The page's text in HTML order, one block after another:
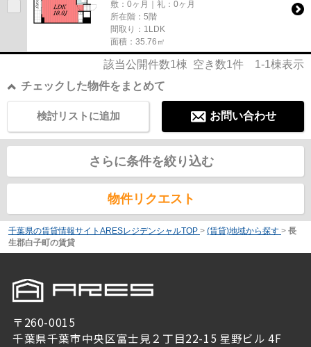
敷：0ヶ月｜礼：0ヶ月
所在階：5階
間取り：1LDK
面積：35.76㎡
該当公開件数1棟 空き数1件 1-1棟表示
チェックした物件をまとめて
お問い合わせ
検討リストに追加
さらに条件を絞り込む
物件リクエスト
千葉県の賃貸情報サイトARESレジデンシャルTOP > (賃貸)地域から探す > 長
生郡白子町の賃貸
〒260-0015
千葉県千葉市中央区富士見２丁目22-15 星野ビル 4F